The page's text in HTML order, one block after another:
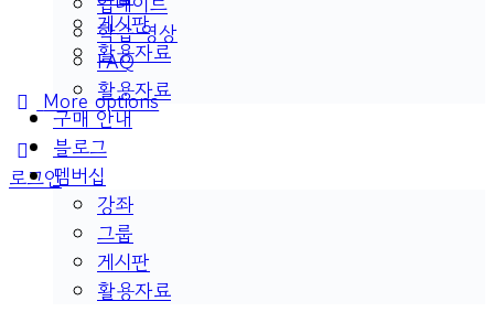
게시판
활용자료
More options
로그인
학습 영상
FAQ
활용자료
구매 안내
블로그
멤버십
강좌
그룹
게시판
활용자료